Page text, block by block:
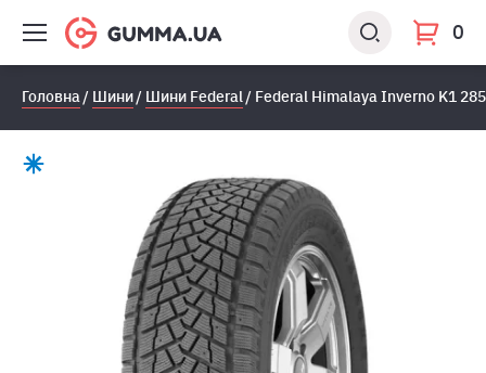
0
Головна Шини Шини Federal Federal Himalaya Inverno K1